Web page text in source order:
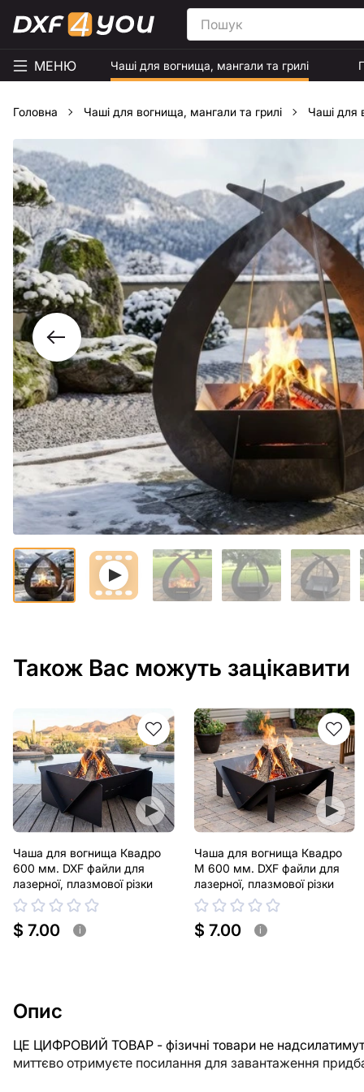
МЕНЮ Чаші для вогнища, мангали та грилі
Головна Чаші для вогнища, мангали та грилі Чаші для
Також Вас можуть зацікавити
Чаша для вогнища Квадро
600 мм. DXF файли для
лазерної, плазмової різки
$ 7.00 i
Чаша для вогнища Квадро
М 600 мм. DXF файли для
лазерної, плазмової різки
$ 7.00 i
Опис
ЦЕ ЦИФРОВИЙ ТОВАР - фізичні товари не
миттєво отримуєте посилання для завантаження